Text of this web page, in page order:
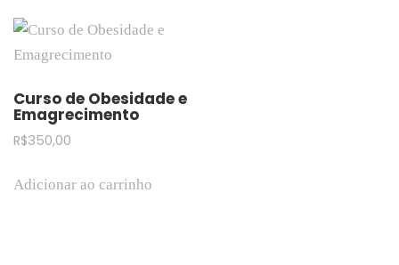
Curso de Obesidade e
Emagrecimento
R$350,00
Adicionar ao carrinho